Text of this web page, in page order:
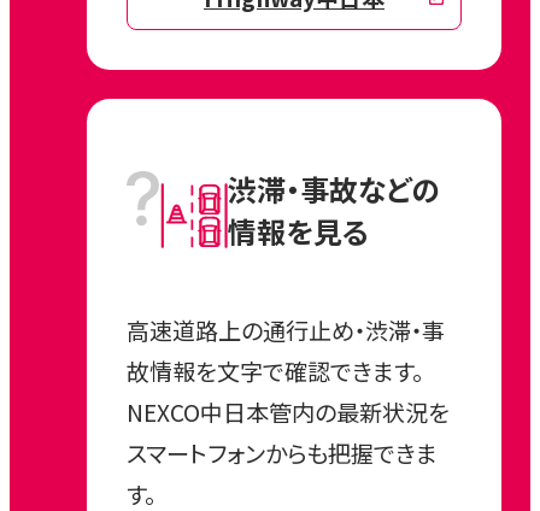
渋滞・事故などの
情報を見る
高速道路上の通行止め・渋滞・事
故情報を文字で確認できます。
NEXCO中日本管内の最新状況を
スマートフォンからも把握できま
す。